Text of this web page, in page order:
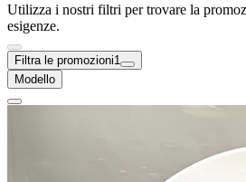
Utilizza i nostri filtri per trovare la
esigenze.
Filtra le promozioni1
Modello